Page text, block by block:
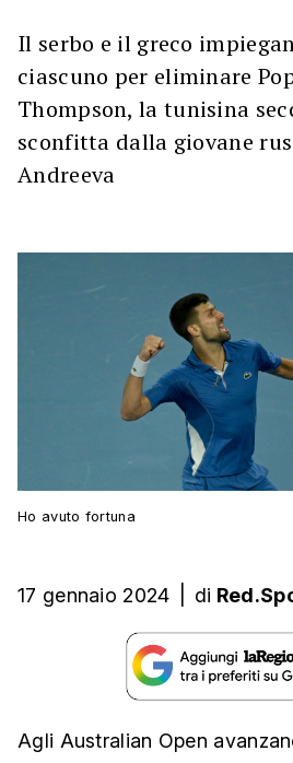
Il serbo e il greco
ciascuno per eliminare
Thompson, la tunisina
sconfitta dalla giovane
Andreeva
Ho avuto fortuna
17 gennaio 2024 di
Agli Australian Open